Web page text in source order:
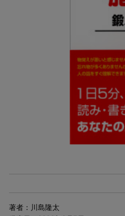
著者：川島隆太